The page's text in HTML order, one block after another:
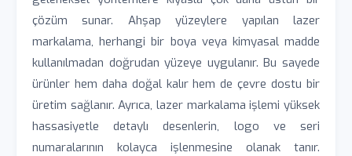
çözüm sunar. Ahşap yüzeylere yapılan lazer
markalama, herhangi bir boya veya kimyasal madde
kullanılmadan doğrudan yüzeye uygulanır. Bu sayede
ürünler hem daha doğal kalır hem de çevre dostu bir
üretim sağlanır. Ayrıca, lazer markalama işlemi yüksek
hassasiyetle detaylı desenlerin, logo ve seri
numaralarının kolayca işlenmesine olanak tanır.